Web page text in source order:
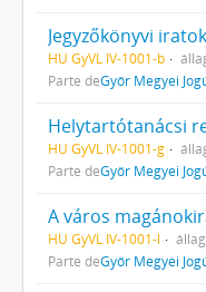
HU GyVL IV-1001-b
Parte deGyőr Megyei
HU GyVL IV-1001-g
Parte deGyőr Megyei
A város
HU GyVL IV-1001-l állag
Parte deGyőr Megyei